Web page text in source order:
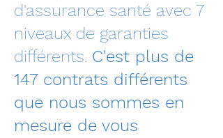
d'assurance santé avec 7
niveaux de garanties
différents. C'est plus de
147 contrats différents
que nous sommes en
mesure de vous